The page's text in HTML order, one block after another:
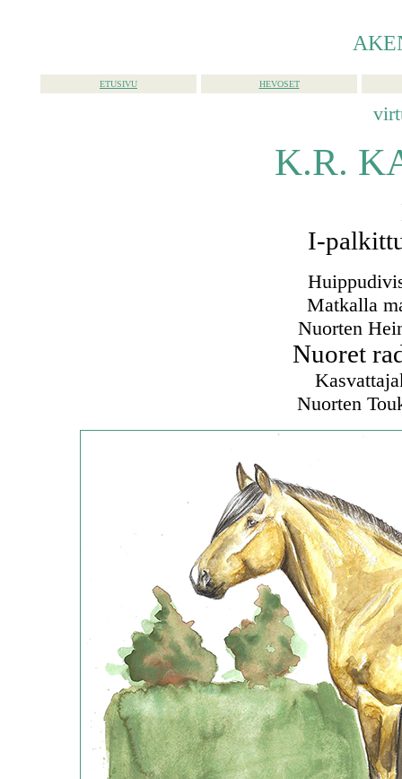
ETUSIVU HEVOSET
K.R.
I-
Matkalla
Nuorten
Nuoret
Nuorten